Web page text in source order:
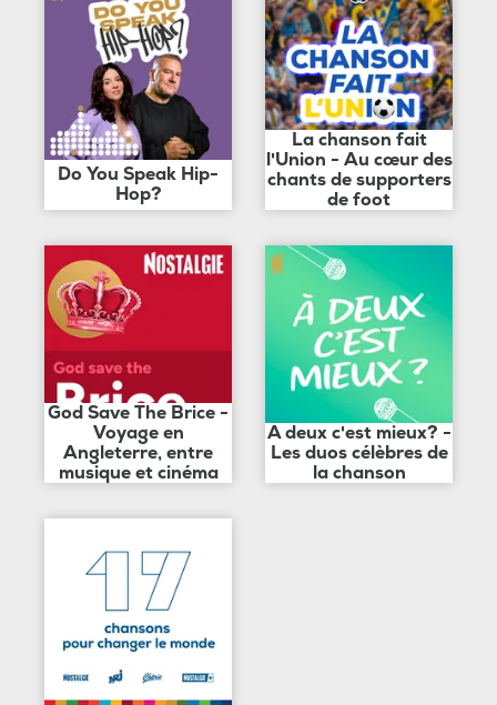
Do You Speak Hip-
Hop?
La chanson fait
l'Union - Au cœur des
chants de supporters
de foot
God Save The Brice -
Voyage en
Angleterre, entre
musique et cinéma
A deux c'est mieux? -
Les duos célèbres de
la chanson